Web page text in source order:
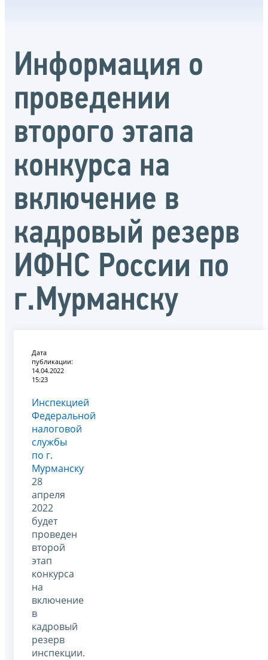
Информация о
проведении
второго этапа
конкурса на
включение в
кадровый резерв
ИФНС России по
г.Мурманску
Дата
публикации:
14.04.2022
15:23
Инспекцией
Федеральной
налоговой
службы
по г.
Мурманску
28
апреля
2022
будет
проведен
второй
этап
конкурса
на
включение
в
кадровый
резерв
инспекции.